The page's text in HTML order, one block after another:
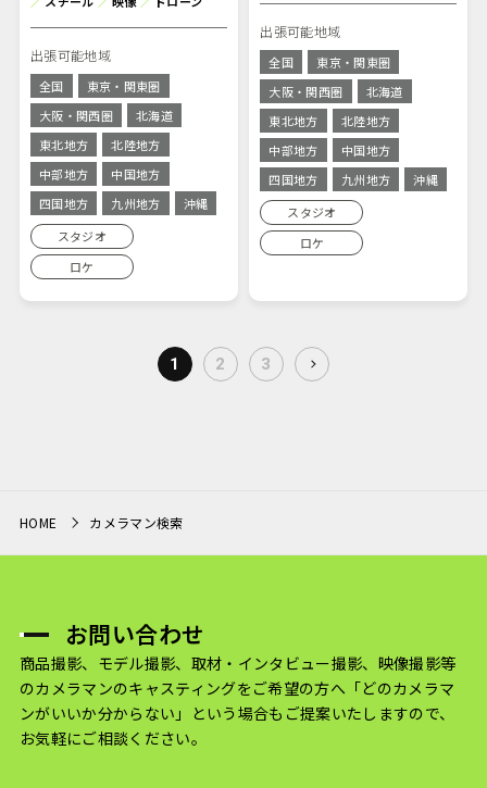
出張可能地域
全国
東京・関東圏
大阪・関西圏
北海道
東北地方
北陸地方
中部地方
中国地方
四国地方
九州地方
沖縄
スタジオ
ロケ
出張可能地域
全国
東京・関東圏
大阪・関西圏
北海道
東北地方
北陸地方
中部地方
中国地方
四国地方
九州地方
沖縄
スタジオ
ロケ
1 2 3
HOME カメラマン検索
お問い合わせ
商品撮影、モデル撮影、取材・インタビュー撮影、映像撮影等
のカメラマンのキャスティングをご希望の方へ 「どのカメラマ
ンがいいか分からない」という場合もご提案いたしますので、
お気軽にご相談ください。